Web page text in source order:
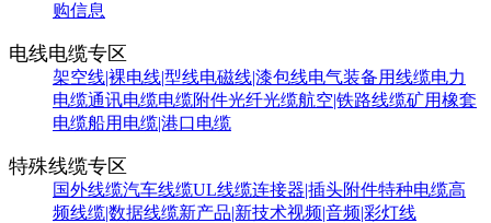
购信息
电线电缆专区
架空线|裸电线|型线电磁线|漆包线电气装备用线缆电力
电缆通讯电缆电缆附件光纤光缆航空|铁路线缆矿用橡套
电缆船用电缆|港口电缆
特殊线缆专区
国外线缆汽车线缆UL线缆连接器|插头附件特种电缆高
频线缆|数据线缆新产品|新技术视频|音频|彩灯线